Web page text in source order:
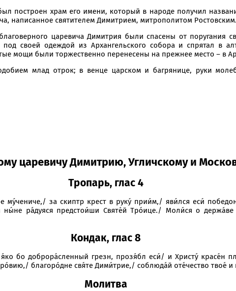
построен храм его имени, который в народе получил
написанное святителем Димитрием, митрополитом Ростовским.
царевича Димитрия были спасены от поругания
своей одеждой из Архангельского собора и спрятал в
мощи были торжественно перенесены на прежнее место – в
млад отрок; в венце царском и багрянице, руки
царевичу Димитрию, Угличскому и
Тропарь, глас 4
за скиптp кpест в pуку́ пpии́м,/ яви́лся еси́
pа́дуяся пpедстои́ши Святе́й Тpо́ице./ Моли́ся о
Кондак, глас 8
бо доброра́сленный грезн, прозя́бл еси́/ и Христу́ красе́н
благоро́дне свя́те Дими́трие,/ соблюда́й оте́чество твое́
Молитва